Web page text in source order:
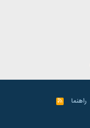
راهنما
R
S